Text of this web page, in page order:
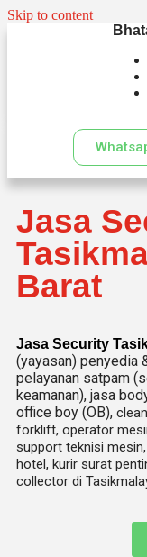
Skip to content
Jasa
Barat
Jasa Security
(yayasan) penyedia
pelayanan satpam
keamanan), jasa
office boy (OB),
forklift, operator
support teknisi
hotel, kurir surat
collector di